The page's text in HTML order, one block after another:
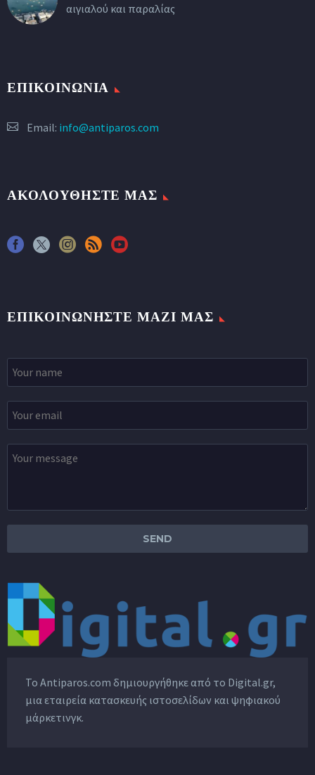
αιγιαλού και παραλίας
ΕΠΙΚΟΙΝΩΝΙΑ
Email: info@antiparos.com
ΑΚΟΛΟΥΘΗΣΤΕ ΜΑΣ
ΕΠΙΚΟΙΝΩΝΉΣΤΕ ΜΑΖΊ ΜΑΣ
Το Antiparos.com δημιουργήθηκε από το Digital.gr,
μια εταιρεία κατασκευής ιστοσελίδων και ψηφιακού
μάρκετινγκ.